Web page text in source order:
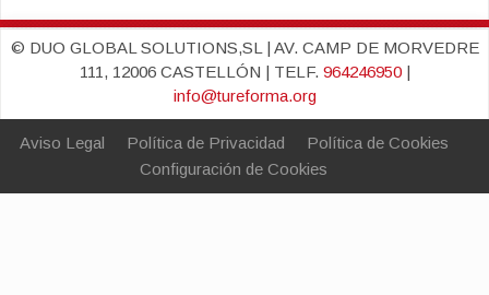
© DUO GLOBAL SOLUTIONS,SL | AV. CAMP DE MORVEDRE
111, 12006 CASTELLÓN | TELF. 964246950|
info@tureforma.org
Aviso Legal Política de Privacidad
Política de Cookies
Configuración de Cookies